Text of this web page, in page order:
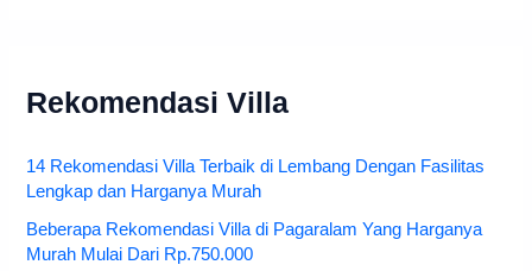
Rekomendasi Villa
14 Rekomendasi Villa Terbaik di Lembang Dengan Fasilitas
Lengkap dan Harganya Murah
Beberapa Rekomendasi Villa di Pagaralam Yang Harganya
Murah Mulai Dari Rp.750.000